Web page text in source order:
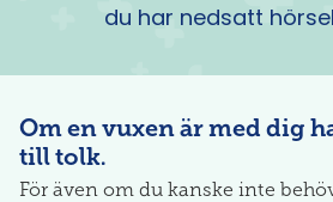
du har nedsatt
Om en vuxen är med dig
till tolk.
För även om du kanske inte